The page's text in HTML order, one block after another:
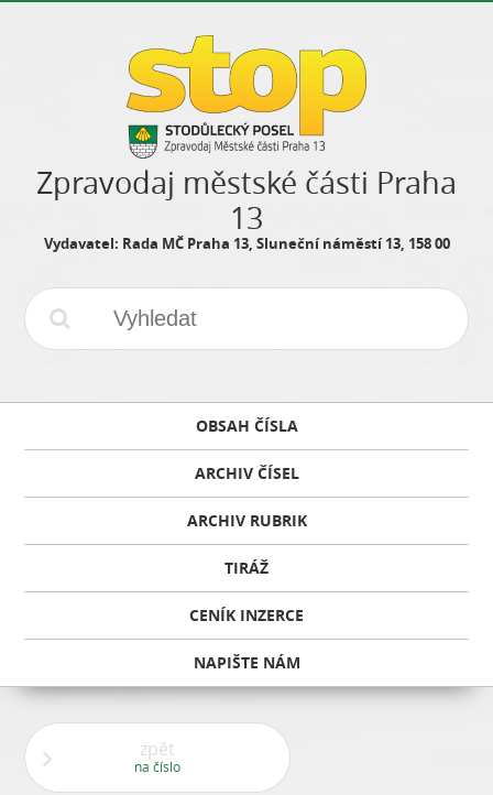
Zpravodaj městské části Praha
13
Vydavatel: Rada MČ Praha 13, Sluneční náměstí 13, 158 00
OBSAH ČÍSLA
ARCHIV ČÍSEL
ARCHIV RUBRIK
TIRÁŽ
CENÍK INZERCE
NAPIŠTE NÁM
zpět
na číslo